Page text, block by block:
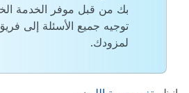
بك من قبل موفر الخدمة
توجيه جميع الأسئلة إلى
لمزودك.